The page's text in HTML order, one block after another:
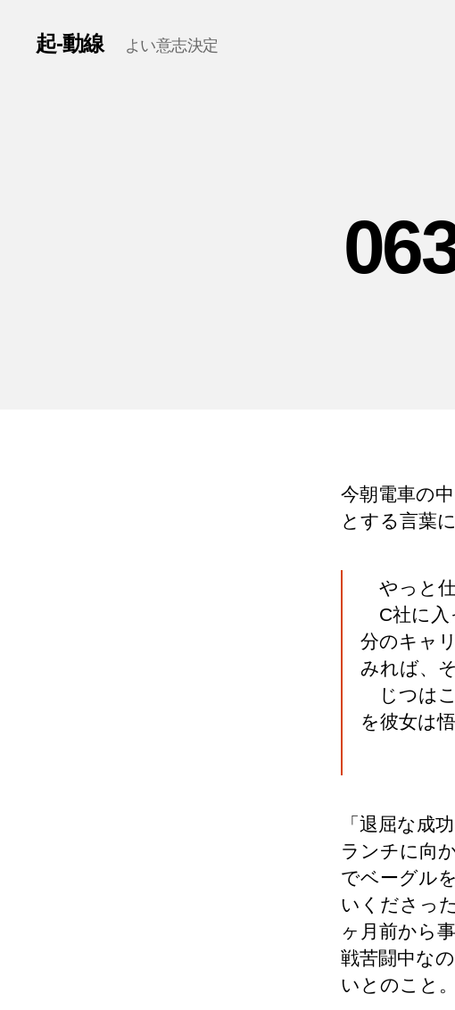
起-動線 よい意志決定
今朝電車の
とする言葉
やっと仕
C社に入
分のキャ
みれば、
じつはこ
を彼女は
「退屈な成
ランチに向
でベーグル
いくださっ
ヶ月前から
戦苦闘中な
いとのこと。